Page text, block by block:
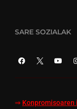
SARE SOZIALAK
⇒